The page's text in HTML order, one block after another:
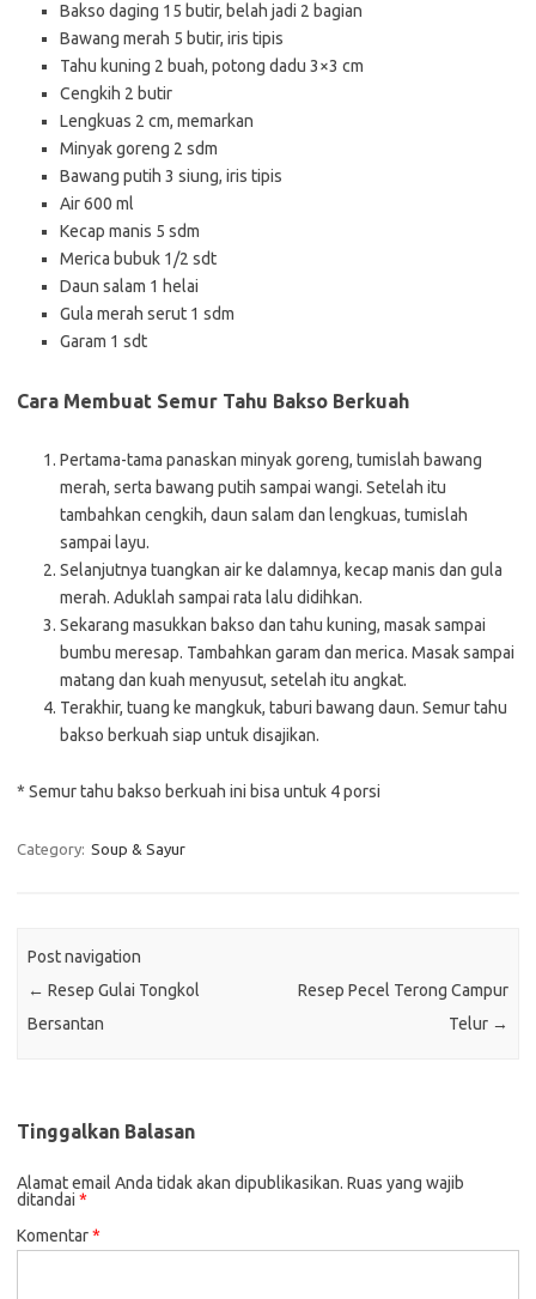
Bakso daging 15 butir, belah jadi 2 bagian
Bawang merah 5 butir, iris tipis
Tahu kuning 2 buah, potong dadu 3×3 cm
Cengkih 2 butir
Lengkuas 2 cm, memarkan
Minyak goreng 2 sdm
Bawang putih 3 siung, iris tipis
Air 600 ml
Kecap manis 5 sdm
Merica bubuk 1/2 sdt
Daun salam 1 helai
Gula merah serut 1 sdm
Garam 1 sdt
Cara Membuat Semur Tahu Bakso Berkuah
Pertama-tama panaskan minyak goreng, tumislah bawang
merah, serta bawang putih sampai wangi. Setelah itu
tambahkan cengkih, daun salam dan lengkuas, tumislah
sampai layu.
Selanjutnya tuangkan air ke dalamnya, kecap manis dan gula
merah. Aduklah sampai rata lalu didihkan.
Sekarang masukkan bakso dan tahu kuning, masak sampai
bumbu meresap. Tambahkan garam dan merica. Masak sampai
matang dan kuah menyusut, setelah itu angkat.
Terakhir, tuang ke mangkuk, taburi bawang daun. Semur tahu
bakso berkuah siap untuk disajikan.
* Semur tahu bakso berkuah ini bisa untuk 4 porsi
Category: Soup & Sayur
Post navigation
← Resep Gulai Tongkol
Bersantan
Resep Pecel Terong Campur
Telur →
Tinggalkan Balasan
Alamat email Anda tidak akan dipublikasikan. Ruas yang wajib
ditandai *
Komentar*